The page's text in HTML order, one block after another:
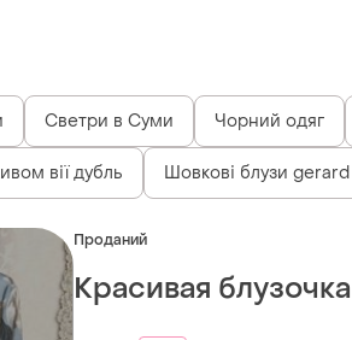
Светри в Суми Чорний одяг
вії дубль Шовкові блузи
Проданий
Красивая